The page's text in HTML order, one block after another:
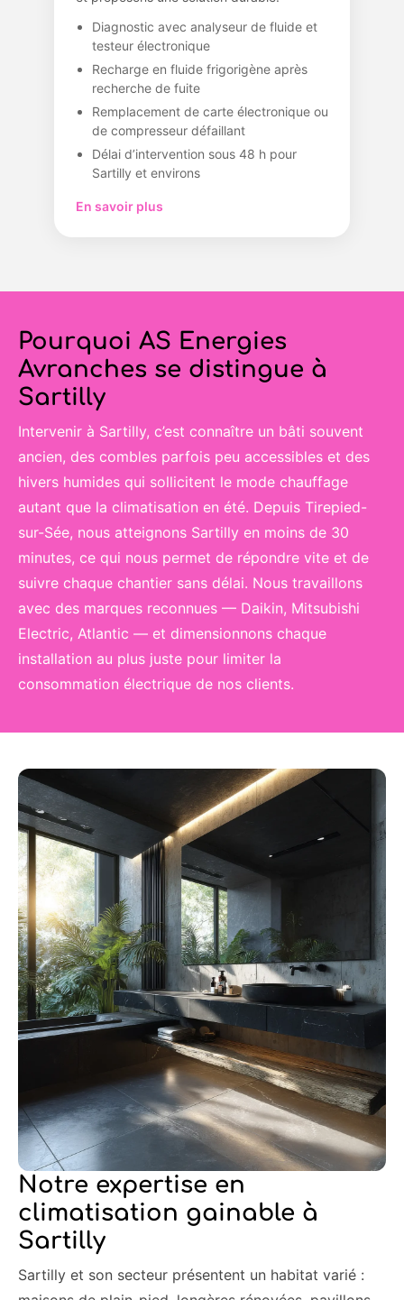
Diagnostic avec analyseur de fluide et
testeur électronique
Recharge en fluide frigorigène après
recherche de fuite
Remplacement de carte électronique ou
de compresseur défaillant
Délai d’intervention sous 48 h pour
Sartilly et environs
En savoir plus
Pourquoi AS Energies
Avranches se distingue à
Sartilly
Intervenir à Sartilly, c’est connaître un bâti souvent
ancien, des combles parfois peu accessibles et des
hivers humides qui sollicitent le mode chauffage
autant que la climatisation en été. Depuis Tirepied-
sur-Sée, nous atteignons Sartilly en moins de 30
minutes, ce qui nous permet de répondre vite et de
suivre chaque chantier sans délai. Nous travaillons
avec des marques reconnues — Daikin, Mitsubishi
Electric, Atlantic — et dimensionnons chaque
installation au plus juste pour limiter la
consommation électrique de nos clients.
Notre expertise en
climatisation gainable à
Sartilly
Sartilly et son secteur présentent un habitat varié :